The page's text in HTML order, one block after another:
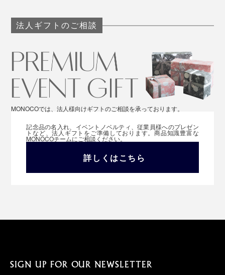
法人ギフトのご相談
MONOCOでは、法人様向けギフトのご相談を承っております。
記念品の名入れ、イベントノベルティ、従業員様へのプレゼン
トなど、法人ギフトをご準備しております。商品知識豊富な
MONOCOチームにご相談ください。
詳しくはこちら
SIGN UP FOR OUR NEWSLETTER